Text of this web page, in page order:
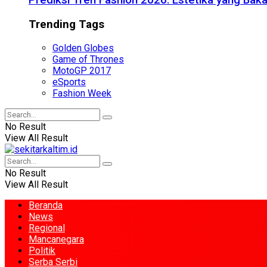
Trending Tags
Golden Globes
Game of Thrones
MotoGP 2017
eSports
Fashion Week
No Result
View All Result
No Result
View All Result
Beranda
News
Regional
Mancanegara
Politik
Serba Serbi